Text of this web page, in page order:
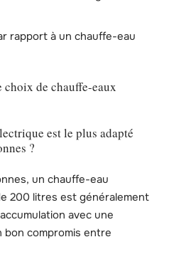
rapport à un chauffe-eau
choix de chauffe-eaux
est le plus adapté
?
un chauffe-eau
200 litres est généralement
avec une
compromis entre